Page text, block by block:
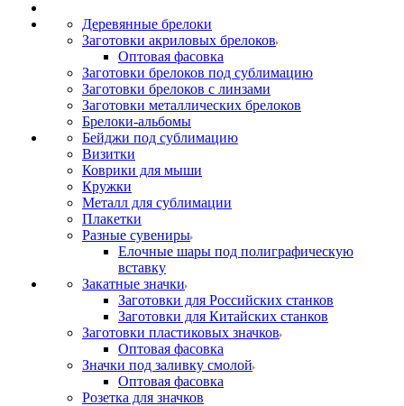
Деревянные брелоки
Заготовки акриловых брелоков
Оптовая фасовка
Заготовки брелоков под сублимацию
Заготовки брелоков с линзами
Заготовки металлических брелоков
Брелоки-альбомы
Бейджи под сублимацию
Визитки
Коврики для мыши
Кружки
Металл для сублимации
Плакетки
Разные сувениры
Елочные шары под полиграфическую
вставку
Закатные значки
Заготовки для Российских станков
Заготовки для Китайских станков
Заготовки пластиковых значков
Оптовая фасовка
Значки под заливку смолой
Оптовая фасовка
Розетка для значков